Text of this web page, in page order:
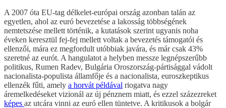
A 2007 óta EU-tag délkelet-európai ország azonban talán az
egyetlen, ahol az euró bevezetése a lakosság többségének
nemtetszése mellett történik, a kutatások szerint ugyanis noha
éveken keresztül fej-fej mellett voltak a bevezetés támogatói és
ellenzői, mára ez megfordult utóbbiak javára, és már csak 43%
szeretné az eurót. A hangulatot a helyben messze legnépszerűbb
politikus, Rumen Radev, Bulgária Oroszország-pártisággal vádolt
nacionalista-populista államfője és a nacionalista, euroszkeptikus
ellenzék fűti, amely a horvát példával riogatva nagy
áremelkedéseket vizionál az új pénznem miatt, és ezzel százezreket
képes az utcára vinni az euró ellen tüntetve. A kritikusok a bolgár